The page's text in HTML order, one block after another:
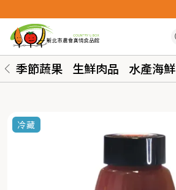
季節蔬果 生鮮肉品 水產海鮮
冷藏